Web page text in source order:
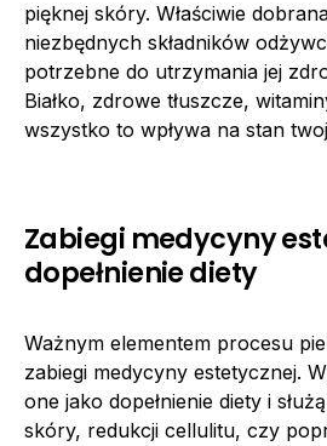
pięknej skóry. Właściwie
niezbędnych składników
potrzebne do utrzymania jej
Białko, zdrowe tłuszcze,
wszystko to wpływa na stan
Zabiegi medycyny
dopełnienie diety
Ważnym elementem procesu
zabiegi medycyny estetycznej.
one jako dopełnienie diety i
skóry, redukcji cellulitu, czy